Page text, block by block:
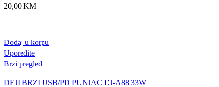
20,00 KM
Dodaj u korpu
Uporedite
Brzi pregled
DEJI BRZI USB/PD PUNJAC DJ-A88 33W